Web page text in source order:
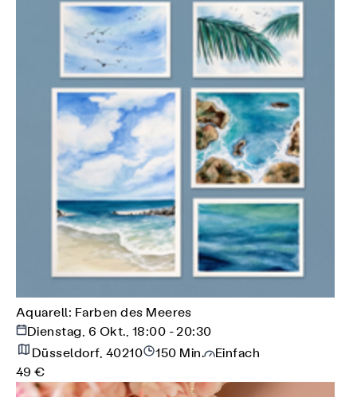
Aquarell: Farben des Meeres
Dienstag, 6 Okt., 18:00 - 20:30
Düsseldorf, 40210
150 Min.
Einfach
49 €